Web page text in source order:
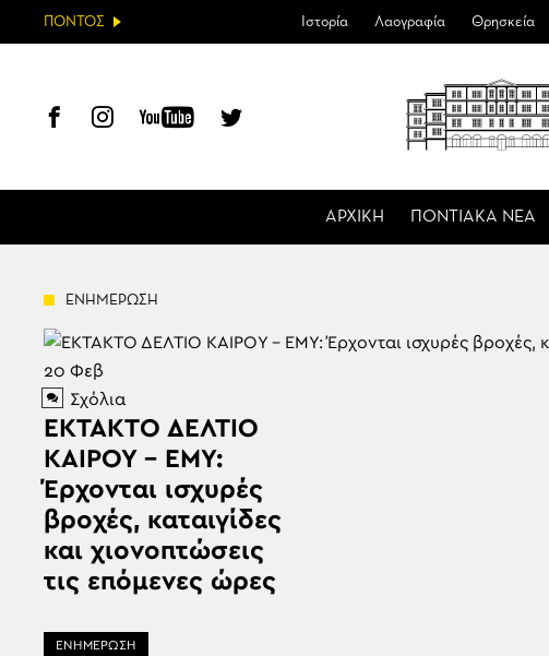
ΠΟΝΤΟΣ Ιστορία Λαογραφία Θρησκεία
ΑΡΧΙΚΗ ΠΟΝΤΙΑΚΑ ΝΕΑ
ΕΝΗΜΕΡΩΣΗ
20 Φεβ
Σχόλια
ΕΚΤΑΚΤΟ ΔΕΛΤΙΟ
ΚΑΙΡΟΥ – ΕΜΥ:
Έρχονται ισχυρές
βροχές, καταιγίδες
και χιονοπτώσεις
τις επόμενες ώρες
ΕΝΗΜΕΡΩΣΗ